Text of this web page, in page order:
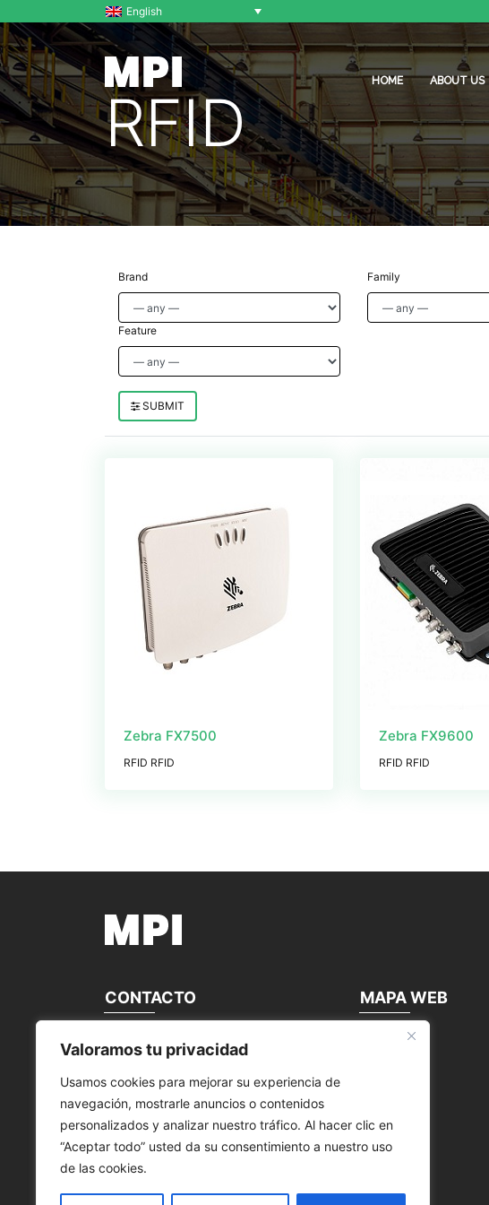
Valoramos tu privacidad
Usamos cookies para mejorar su experiencia de
navegación, mostrarle anuncios o contenidos
personalizados y analizar nuestro tráfico. Al hacer clic en
“Aceptar todo” usted da su consentimiento a nuestro uso
de las cookies.
English
HOME ABOUT US
RFID
Brand Family
Feature
SUBMIT
Zebra FX7500
RFID RFID
Zebra FX9600
RFID RFID
CONTACTO
MANTENIMIENTO PERIFÉRICOS
INFORMÁTICOS, S.L.
Calle Canteras, 22
28860 Paracuellos de Jarama Madrid,
España
Tel. +34 91 748 16 04
Fax: +34 91 312 20 30
info@mpi.com.es
MAPA WEB
Products